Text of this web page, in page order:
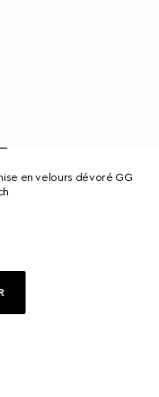
en velours dévoré GG